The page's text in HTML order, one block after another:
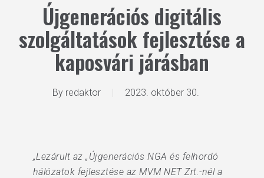
Újgenerációs digitális
szolgáltatások fejlesztése a
kaposvári járásban
By redaktor 2023. október 30.
„Lezárult az „Újgenerációs NGA és felhordó
hálózatok fejlesztése az MVM NET Zrt.-nél a